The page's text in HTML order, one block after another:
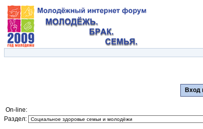
Вход
On-line:
Раздел: